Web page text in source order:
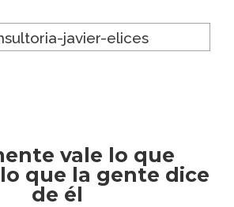
vale lo que
que la gente dice
de él